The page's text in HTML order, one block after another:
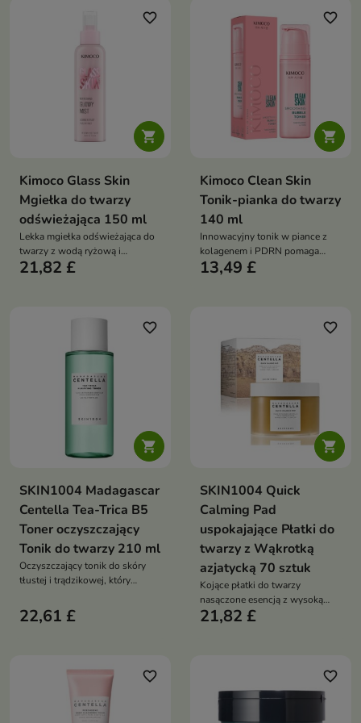
probiotykami, ceramidem NP i
barierę ochronną oraz koić
salicylowym, kwasem
hialuronowym, pantenolem i
alantoiną koi, nawilża oraz
wspiera komfort skóry

favorite_border
Kimoco Glass Skin
Mgiełka do twarzy
odświeżająca 150 ml
Lekka mgiełka odświeżająca do
twarzy z wodą ryżową i
ekstraktem Yuzu, która pomaga
21,82 £

favorite_border
Kimoco Clean Skin
Tonik-pianka do twarzy
140 ml
Innowacyjny tonik w piance z
kolagenem i PDRN pomaga
nawilżać, wygładzać oraz
13,49 £

favorite_border
SKIN1004 Madagascar
Centella Tea-Trica B5
Toner oczyszczający
Tonik do twarzy 210 ml
Oczyszczający tonik do skóry
tłustej i trądzikowej, który
łagodzić stany zapalne i
wspierać redukcję
22,61 £

favorite_border
SKIN1004 Quick
Calming Pad
uspokajające Płatki do
twarzy z Wąkrotką
azjatycką 70 sztuk
Kojące płatki do twarzy
nasączone esencją z wysoką
zawartością Centella Asiatica,
21,82 £
favorite_border favorite_border